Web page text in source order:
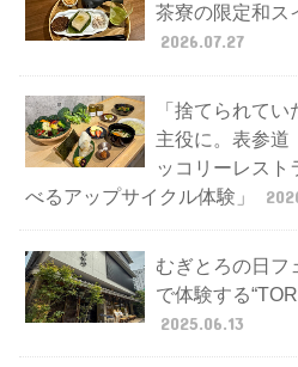
茶寮の限定和ス
2026.07.27
「捨てられて
主役に。表参道
ッコリーレスト
べるアップサイクル体験」
むぎとろの日フ
で体験する
2025.06.13